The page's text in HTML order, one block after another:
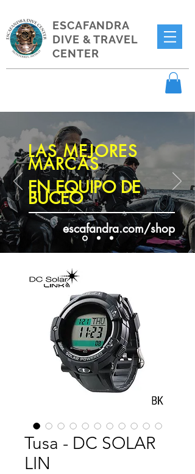
ESCAFANDRA
DIVE & TRAVEL
CENTER
Tusa - DC SOLAR
LIN
LAS MEJORES
MARCAS
EN EQUIPO DE
BUCEO
escafandra.com/shop